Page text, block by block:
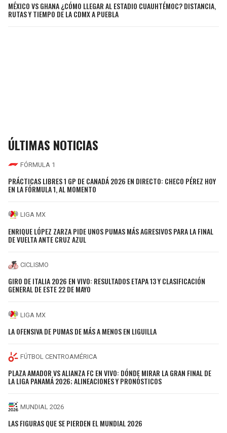
MÉXICO VS GHANA ¿CÓMO LLEGAR AL ESTADIO CUAUHTÉMOC? DISTANCIA,
RUTAS Y TIEMPO DE LA CDMX A PUEBLA
ÚLTIMAS NOTICIAS
FÓRMULA 1
PRÁCTICAS LIBRES 1 GP DE CANADÁ 2026 EN DIRECTO: CHECO PÉREZ HOY
EN LA FÓRMULA 1, AL MOMENTO
LIGA MX
ENRIQUE LÓPEZ ZARZA PIDE UNOS PUMAS MÁS AGRESIVOS PARA LA FINAL
DE VUELTA ANTE CRUZ AZUL
CICLISMO
GIRO DE ITALIA 2026 EN VIVO: RESULTADOS ETAPA 13 Y CLASIFICACIÓN
GENERAL DE ESTE 22 DE MAYO
LIGA MX
LA OFENSIVA DE PUMAS DE MÁS A MENOS EN LIGUILLA
FÚTBOL CENTROAMÉRICA
PLAZA AMADOR VS ALIANZA FC EN VIVO: DÓNDE MIRAR LA GRAN FINAL DE
LA LIGA PANAMÁ 2026; ALINEACIONES Y PRONÓSTICOS
MUNDIAL 2026
LAS FIGURAS QUE SE PIERDEN EL MUNDIAL 2026